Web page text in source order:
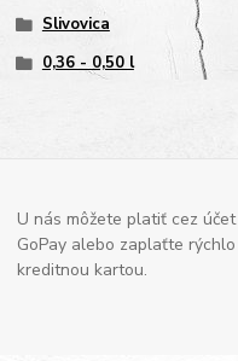
Slivovica
0,36 - 0,50 l
U nás môžete platiť cez účet
GoPay alebo zaplaťte rýchlo
kreditnou kartou.